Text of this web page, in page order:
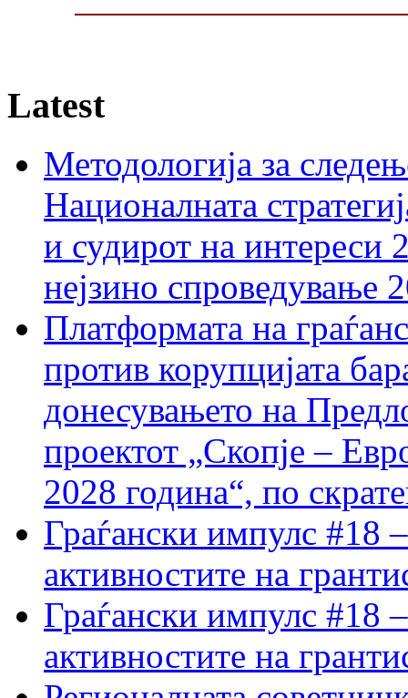
Latest
Методологија за
Националната
и судирот на интереси
нејзино спроведување
Платформата на
против корупцијата
донесувањето на
проектот „Скопје –
2028 година“, по
Граѓански импулс #18
активностите на
Граѓански импулс #18
активностите на